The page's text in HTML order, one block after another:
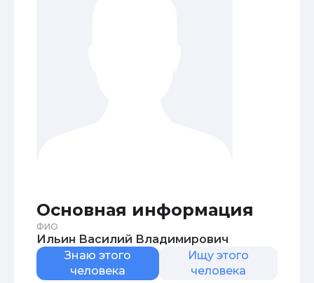
Основная информация
ФИО
Ильин Василий Владимирович
Знаю этого
человека
Ищу этого
человека